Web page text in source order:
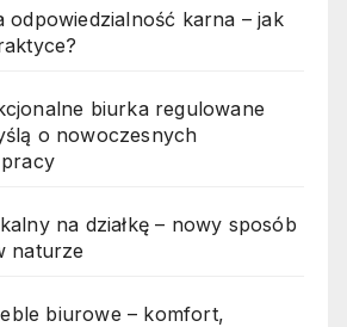
odpowiedzialność karna – jak
biurka regulowane
o nowoczesnych
na działkę – nowy sposób
naturze
biurowe – komfort,